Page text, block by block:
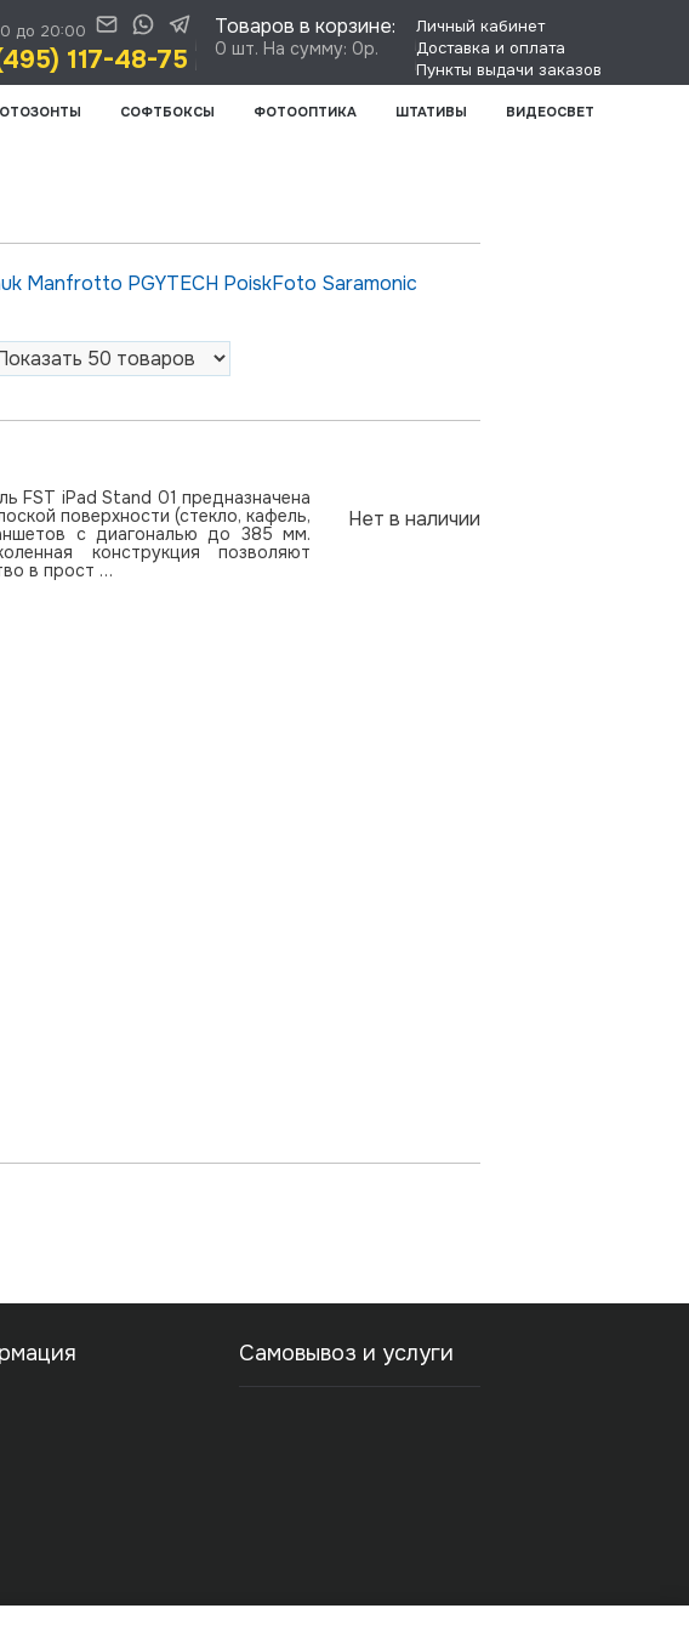
Личный кабинет
Доставка и оплата
Пункты выдачи заказов
Товаров в корзине:
0 шт. На сумму: 0р.
до 20:00
117-48-75
СОФТБОКСЫ ФОТООПТИКА ШТАТИВЫ ВИДЕОСВЕТ
Manfrotto PGYTECH PoiskFoto Saramonic
Нет в наличии
FST iPad Stand 01 предназначена
поверхности (стекло, кафель,
с диагональю до 385 мм.
конструкция позволяют
в прост …
Самовывоз и услуги